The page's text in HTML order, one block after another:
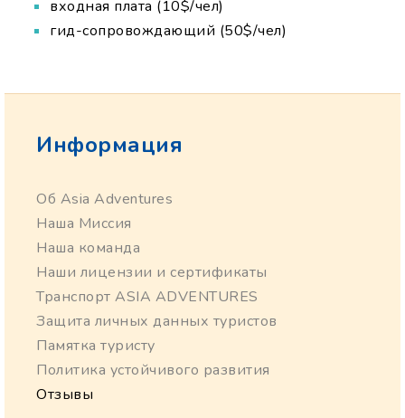
входная плата (10$/чел)
гид-сопровождающий (50$/чел)
Информация
Об Asia Adventures
Наша Миссия
Наша команда
Наши лицензии и сертификаты
Транспорт ASIA ADVENTURES
Защита личных данных туристов
Памятка туристу
Политика устойчивого развития
Отзывы